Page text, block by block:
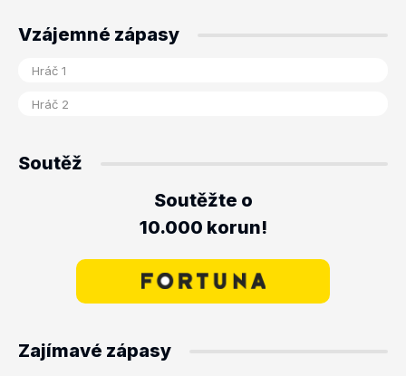
Vzájemné zápasy
Soutěž
Soutěžte o
10.000 korun!
Zajímavé zápasy